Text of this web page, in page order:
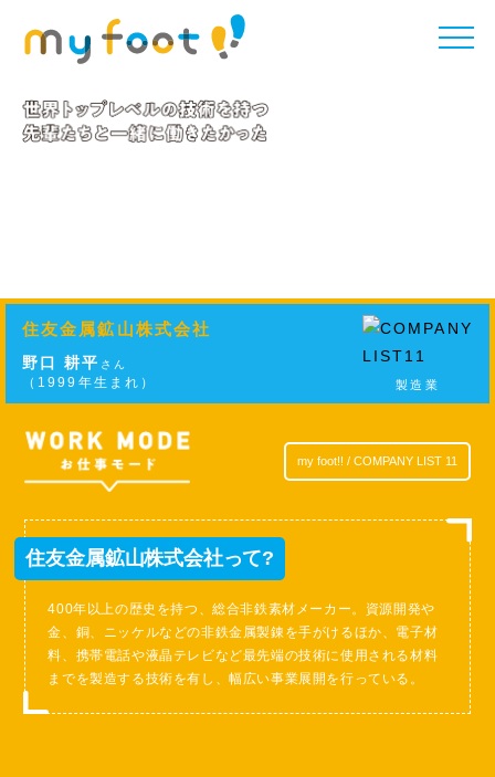
toggle
製造業
住友金属鉱山株式会社
野口 耕平 さん
（1999年生まれ）
my foot!! / COMPANY LIST 11
住友金属鉱山株式会社って?
400年以上の歴史を持つ、総合非鉄素材メーカー。資源開発や
金、銅、ニッケルなどの非鉄金属製錬を手がけるほか、電子材
料、携帯電話や液晶テレビなど最先端の技術に使用される材料
までを製造する技術を有し、幅広い事業展開を行っている。